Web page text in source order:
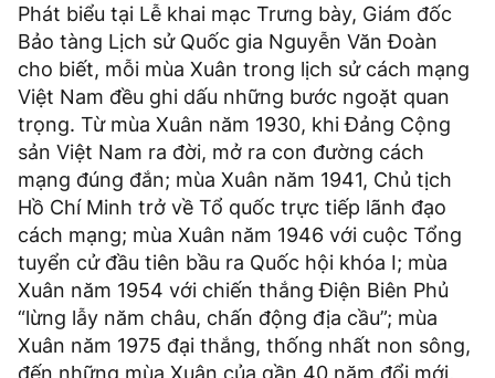
Phát biểu tại Lễ khai mạc Trưng bày, Giám đốc
Bảo tàng Lịch sử Quốc gia Nguyễn Văn Đoàn
cho biết, mỗi mùa Xuân trong lịch sử cách mạng
Việt Nam đều ghi dấu những bước ngoặt quan
trọng. Từ mùa Xuân năm 1930, khi Đảng Cộng
sản Việt Nam ra đời, mở ra con đường cách
mạng đúng đắn; mùa Xuân năm 1941, Chủ tịch
Hồ Chí Minh trở về Tổ quốc trực tiếp lãnh đạo
cách mạng; mùa Xuân năm 1946 với cuộc Tổng
tuyển cử đầu tiên bầu ra Quốc hội khóa I; mùa
Xuân năm 1954 với chiến thắng Điện Biên Phủ
“lừng lẫy năm châu, chấn động địa cầu”; mùa
Xuân năm 1975 đại thắng, thống nhất non sông,
đến những mùa Xuân của gần 40 năm đổi mới,